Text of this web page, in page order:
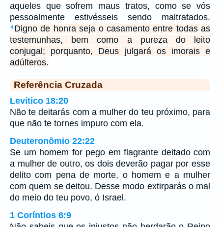
aqueles que sofrem maus tratos, como se vós
pessoalmente estivésseis sendo maltratados.
4 Digno de honra seja o casamento entre todas as
testemunhas, bem como a pureza do leito
conjugal; porquanto, Deus julgará os imorais e
adúlteros.
Referência Cruzada
Levítico 18:20
Não te deitarás com a mulher do teu próximo, para
que não te tornes impuro com ela.
Deuteronômio 22:22
Se um homem for pego em flagrante deitado com
a mulher de outro, os dois deverão pagar por esse
delito com pena de morte, o homem e a mulher
com quem se deitou. Desse modo extirparás o mal
do meio do teu povo, ó Israel.
1 Coríntios 6:9